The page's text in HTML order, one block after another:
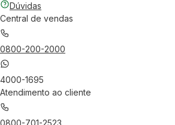
Dúvidas
Central de vendas
0800-200-2000
4000-1695
Atendimento ao cliente
0800-701-2523